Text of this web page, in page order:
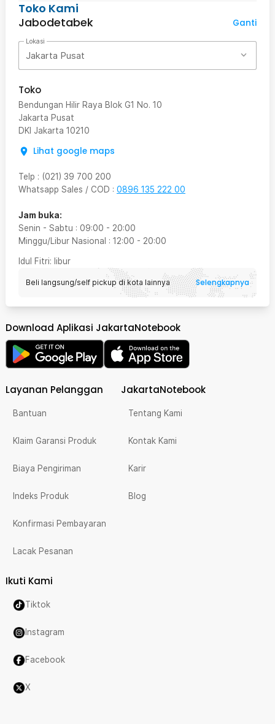
Toko Kami
Jabodetabek
Ganti
Lokasi
Jakarta Pusat
Toko
Bendungan Hilir Raya Blok G1 No. 10
Jakarta Pusat
DKI Jakarta 10210
Lihat google maps
Telp : (021) 39 700 200
Whatsapp Sales / COD : 0896 135 222 00
Jam buka:
Senin - Sabtu : 09:00 - 20:00
Minggu/Libur Nasional : 12:00 - 20:00
Idul Fitri: libur
Beli langsung/self pickup di kota lainnya Selengkapnya
Download Aplikasi JakartaNotebook
Layanan Pelanggan
Bantuan
Klaim Garansi Produk
Biaya Pengiriman
Indeks Produk
Konfirmasi Pembayaran
Lacak Pesanan
JakartaNotebook
Tentang Kami
Kontak Kami
Karir
Blog
Ikuti Kami
Tiktok
Instagram
Facebook
X